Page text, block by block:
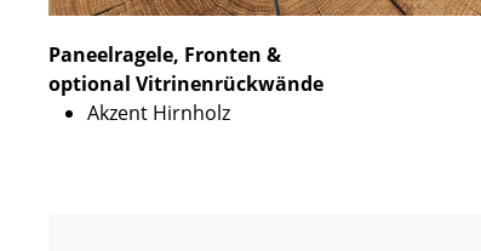
Paneelragele, Fronten &
optional Vitrinenrückwände
Akzent Hirnholz